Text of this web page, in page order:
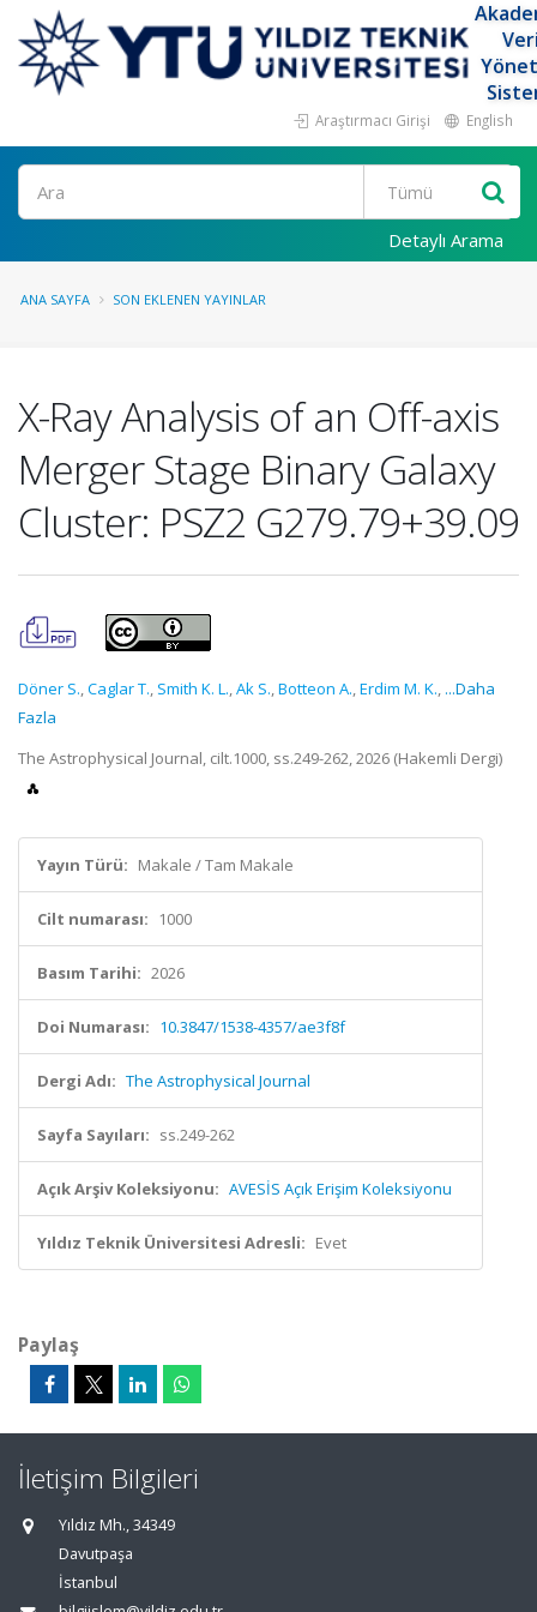
Araştırmacı Girişi English
Ara
Detaylı Arama
ANA SAYFA SON EKLENEN YAYINLAR
X-Ray Analysis of an Off-axis
Merger Stage Binary Galaxy
Cluster: PSZ2 G279.79+39.09
Döner S.,Caglar T., Smith K. L.,Ak S.,Botteon A.,Erdim M. K., ...Daha
Fazla
The Astrophysical Journal, cilt.1000, ss.249-262, 2026 (Hakemli Dergi)
Yayın Türü: Makale / Tam Makale
Cilt numarası: 1000
Basım Tarihi: 2026
Doi Numarası: 10.3847/1538-4357/ae3f8f
Dergi Adı: The Astrophysical Journal
Sayfa Sayıları: ss.249-262
Açık Arşiv Koleksiyonu: AVESİS Açık Erişim Koleksiyonu
Yıldız Teknik Üniversitesi Adresli: Evet
Paylaş
İletişim Bilgileri
Yıldız Mh., 34349
Davutpaşa
İstanbul